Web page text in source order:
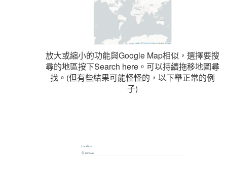
放大或縮小的功能與Google Map相似，選擇要搜
尋的地區按下Search here。可以持續拖移地圖尋
找。(但有些結果可能怪怪的，以下舉正常的例
子)